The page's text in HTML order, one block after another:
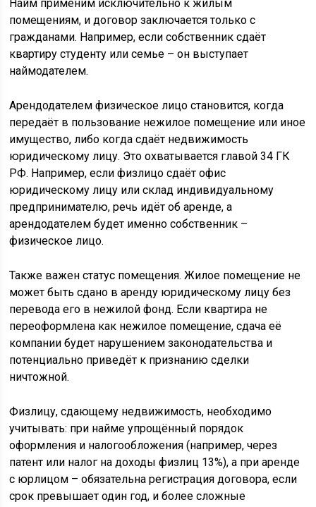
Найм применим исключительно к жилым
помещениям, и договор заключается только с
гражданами. Например, если собственник сдаёт
квартиру студенту или семье – он выступает
наймодателем.
Арендодателем физическое лицо становится, когда
передаёт в пользование нежилое помещение или иное
имущество, либо когда сдаёт недвижимость
юридическому лицу. Это охватывается главой 34 ГК
РФ. Например, если физлицо сдаёт офис
юридическому лицу или склад индивидуальному
предпринимателю, речь идёт об аренде, а
арендодателем будет именно собственник –
физическое лицо.
Также важен статус помещения. Жилое помещение не
может быть сдано в аренду юридическому лицу без
перевода его в нежилой фонд. Если квартира не
переоформлена как нежилое помещение, сдача её
компании будет нарушением законодательства и
потенциально приведёт к признанию сделки
ничтожной.
Физлицу, сдающему недвижимость, необходимо
учитывать: при найме упрощённый порядок
оформления и налогообложения (например, через
патент или налог на доходы физлиц 13%), а при аренде
с юрлицом – обязательна регистрация договора, если
срок превышает один год, и более сложные